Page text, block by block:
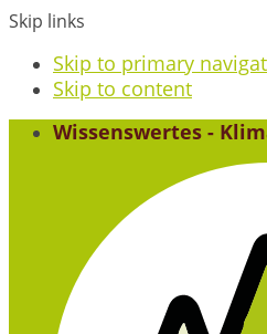
Skip links
Skip to primary
Skip to content
Wissenswertes -